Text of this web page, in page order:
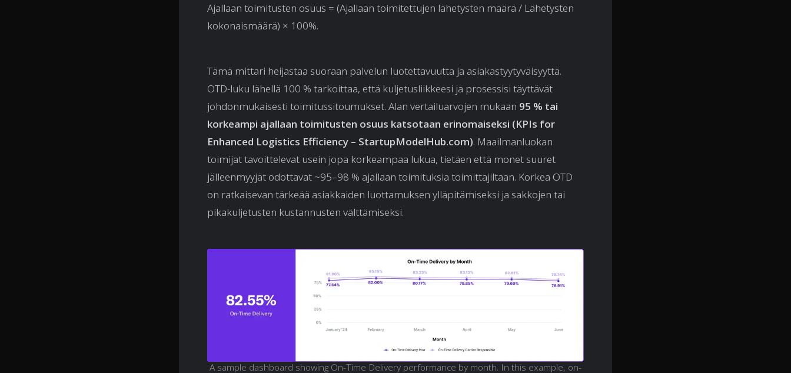
Ajallaan toimitusten osuus = (Ajallaan toimitettujen lähetysten määrä / Lähetysten
kokonaismäärä) × 100%.
Tämä mittari heijastaa suoraan palvelun luotettavuutta ja asiakastyytyväisyyttä.
OTD-luku lähellä 100 % tarkoittaa, että kuljetusliikkeesi ja prosessisi täyttävät
johdonmukaisesti toimitussitoumukset. Alan vertailuarvojen mukaan 95 % tai
korkeampi ajallaan toimitusten osuus katsotaan erinomaiseksi (KPIs for
Enhanced Logistics Efficiency – StartupModelHub.com). Maailmanluokan
toimijat tavoittelevat usein jopa korkeampaa lukua, tietäen että monet suuret
jälleenmyyjät odottavat ~95–98 % ajallaan toimituksia toimittajiltaan. Korkea OTD
on ratkaisevan tärkeää asiakkaiden luottamuksen ylläpitämiseksi ja sakkojen tai
pikakuljetusten kustannusten välttämiseksi.
A sample dashboard showing On-Time Delivery performance by month. In this example, on-